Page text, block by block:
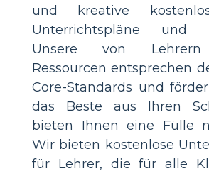
und kreative
Unterrichtspläne und -
Unsere von Lehrern
Ressourcen entsprechen
Core-Standards und
das Beste aus Ihren
bieten Ihnen eine Fülle
Wir bieten kostenlose
für Lehrer, die für alle